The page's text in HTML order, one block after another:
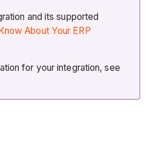
and its supported
About Your ERP
for your integration, see